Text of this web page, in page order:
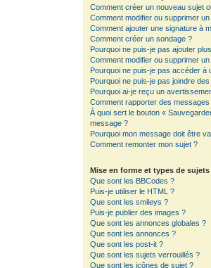
Comment créer un nouveau sujet
Comment modifier ou supprimer
Comment ajouter une signature à
Comment créer un sondage ?
Pourquoi ne puis-je pas ajouter
Comment modifier ou supprimer
Pourquoi ne puis-je pas accéder à
Pourquoi ne puis-je pas joindre
Pourquoi ai-je reçu un
Comment rapporter des
À quoi sert le bouton «
message ?
Pourquoi mon message doit être
Comment remonter mon sujet ?
Mise en forme et types de sujets
Que sont les BBCodes ?
Puis-je utiliser le HTML ?
Que sont les smileys ?
Puis-je publier des images ?
Que sont les annonces globales ?
Que sont les annonces ?
Que sont les post-it ?
Que sont les sujets verrouillés ?
Que sont les icônes de sujet ?